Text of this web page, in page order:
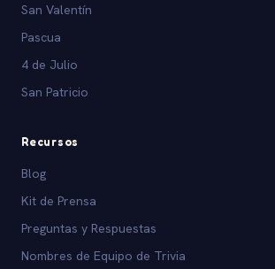
San Valentín
Pascua
4 de Julio
San Patricio
Recursos
Blog
Kit de Prensa
Preguntas y Respuestas
Nombres de Equipo de Trivia